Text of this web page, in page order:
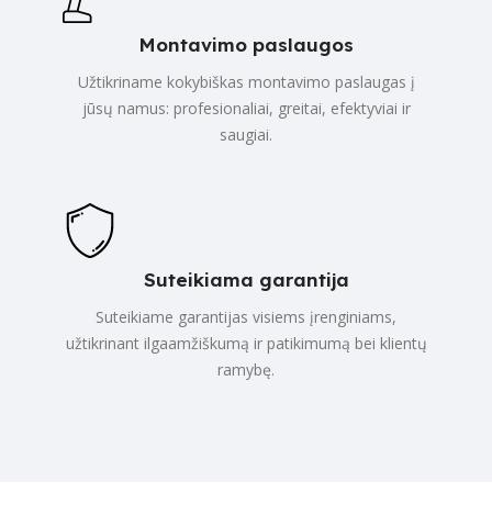
Montavimo paslaugos
Užtikriname kokybiškas montavimo paslaugas į
jūsų namus: profesionaliai, greitai, efektyviai ir
saugiai.
Suteikiama garantija
Suteikiame garantijas visiems įrenginiams,
užtikrinant ilgaamžiškumą ir patikimumą bei klientų
ramybę.